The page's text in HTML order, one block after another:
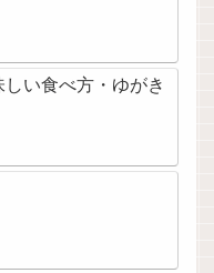
い食べ方・ゆがき